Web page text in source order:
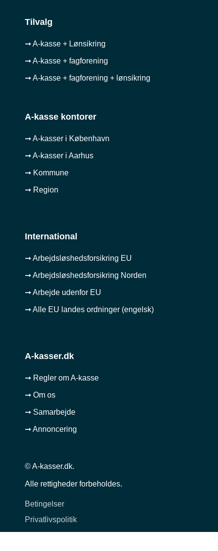
Tilvalg
➞ A-kasse + Lønsikring
➞ A-kasse + fagforening
➞ A-kasse + fagforening + lønsikring
A-kasse kontorer
➞ A-kasser i København
➞ A-kasser i Aarhus
➞ Kommune
➞ Region
International
➞ Arbejdsløshedsforsikring EU
➞ Arbejdsløshedsforsikring Norden
➞ Arbejde udenfor EU
➞ Alle EU landes ordninger (engelsk)
A-kasser.dk
➞ Regler om A-kasse
➞ Om os
➞ Samarbejde
➞ Annoncering
© A-kasser.dk.
Alle rettigheder forbeholdes.
Betingelser
Privatlivspolitik